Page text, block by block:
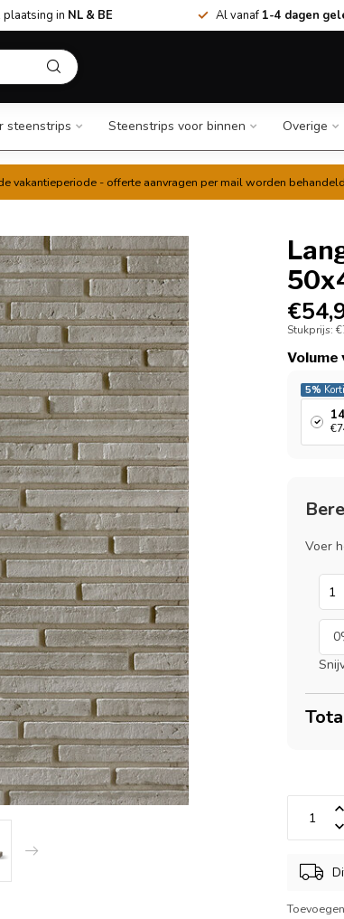
plaatsing in NL & BE Al vanaf 1-4 dagen
steenstrips Steenstrips voor binnen Overige
vakantieperiode - offerte aanvragen per mail worden behandeld
Stukprijs:
Volume
5%
Voer